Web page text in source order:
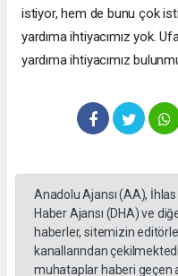
istiyor, hem de bunu çok
yardıma ihtiyacımız yok.
yardıma ihtiyacımız
Anadolu Ajansı (AA),
Haber Ajansı (DHA) ve
haberler, sitemizin
kanallarından
muhataplar haberi geçen